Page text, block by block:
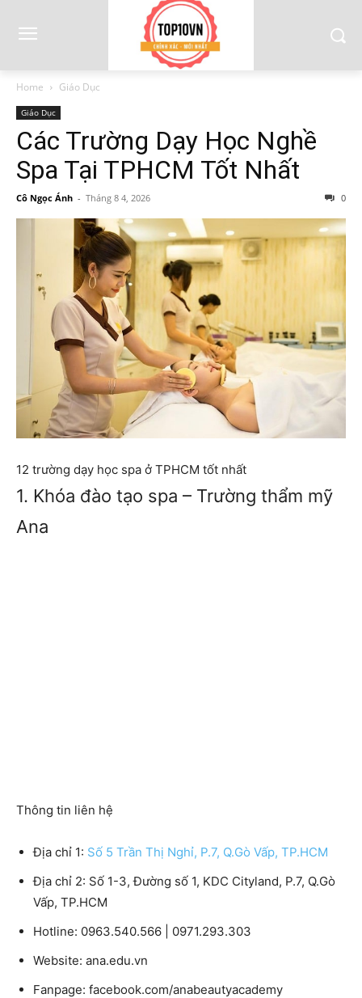
Home Giáo Dục
Giáo Dục
Các Trường Dạy Học Nghề
Spa Tại TPHCM Tốt Nhất
Cô Ngọc Ánh - Tháng 8 4, 2026 0
12 trường dạy học spa ở TPHCM tốt nhất
1. Khóa đào tạo spa – Trường thẩm mỹ
Ana
Thông tin liên hệ
Địa chỉ 1: Số 5 Trần Thị Nghỉ, P.7, Q.Gò Vấp, TP.HCM
Địa chỉ 2: Số 1-3, Đường số 1, KDC Cityland, P.7, Q.Gò
Vấp, TP.HCM
Hotline: 0963.540.566 | 0971.293.303
Website: ana.edu.vn
Fanpage: facebook.com/anabeautyacademy